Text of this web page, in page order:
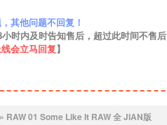
其他问题不回复！
小时内及时告知售后，超过此时间不售后
会立马回复】
» RAW 01 Some Like It RAW 全 JIAN版